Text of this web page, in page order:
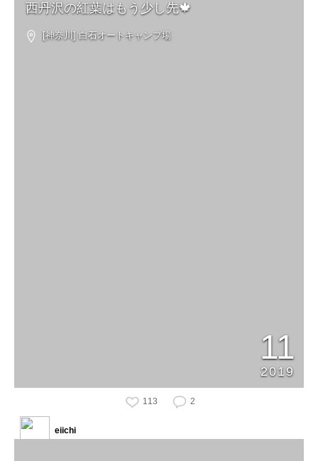
西丹沢の紅葉はもう少し先🍁
[神奈川] 白石オートキャンプ場
11
2019
113 2
eiichi